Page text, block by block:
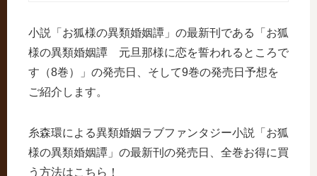
小説「お狐様の異類婚姻譚」の最新刊である「お狐
様の異類婚姻譚 元旦那様に恋を誓われるところで
す（8巻）」の発売日、そして9巻の発売日予想を
ご紹介します。
糸森環による異類婚姻ラブファンタジー小説「お狐
様の異類婚姻譚」の最新刊の発売日、全巻お得に買
う方法はこちら！